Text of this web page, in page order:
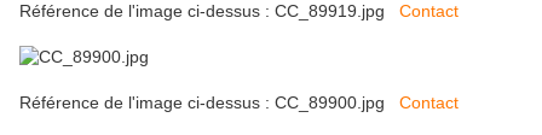
Référence de l'image ci-dessus : CC_89919.jpg Contact
Référence de l'image ci-dessus : CC_89900.jpg Contact